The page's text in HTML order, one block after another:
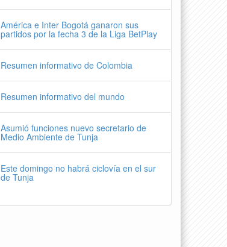
América e Inter Bogotá ganaron sus
partidos por la fecha 3 de la Liga BetPlay
Resumen informativo de Colombia
Resumen informativo del mundo
Asumió funciones nuevo secretario de
Medio Ambiente de Tunja
Este domingo no habrá ciclovía en el sur
de Tunja